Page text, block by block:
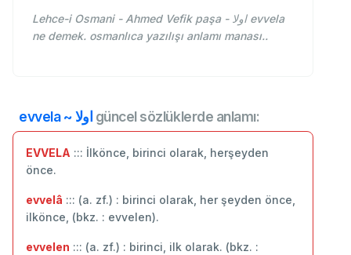
Lehce-i Osmani - Ahmed Vefik paşa - اولا evvela
ne demek. osmanlıca yazılışı anlamı manası..
evvela ~ اولا güncel sözlüklerde anlamı:
EVVELA ::: İlkönce, birinci olarak, herşeyden
önce.
evvelâ ::: (a. zf.) : birinci olarak, her şeyden önce,
ilkönce, (bkz. : evvelen).
evvelen ::: (a. zf.) : birinci, ilk olarak. (bkz. :